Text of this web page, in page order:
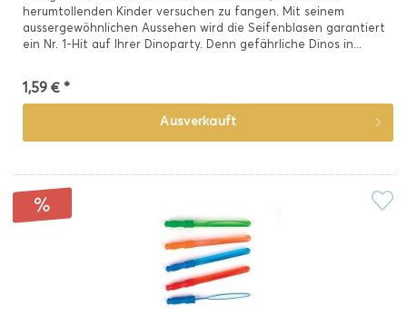
herumtollenden Kinder versuchen zu fangen. Mit seinem
aussergewöhnlichen Aussehen wird die Seifenblasen garantiert
ein Nr. 1-Hit auf Ihrer Dinoparty. Denn gefährliche Dinos in...
1,59 € *
Ausverkauft